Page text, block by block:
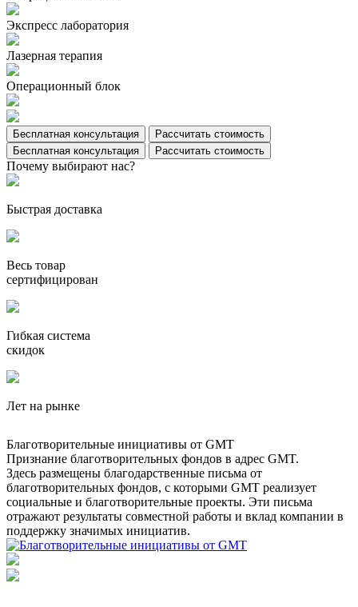
Экспресс лаборатория
Лазерная терапия
Операционный блок
Бесплатная консультация
Рассчитать стоимость
Бесплатная консультация
Рассчитать стоимость
Почему выбирают нас?
Быстрая доставка
Весь товар
сертифицирован
Гибкая система
скидок
Лет на рынке
Благотворительные инициативы от GMT
Признание благотворительных фондов в адрес GMT.
Здесь размещены благодарственные письма от
благотворительных фондов, с которыми GMT реализует
социальные и благотворительные проекты. Эти письма
отражают результаты совместной работы и вклад компании в
поддержку значимых инициатив.